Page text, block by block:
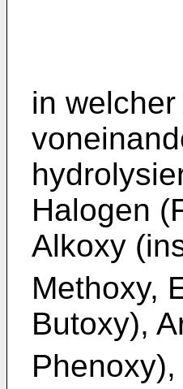
in
Halogen
Alkoxy
Methoxy,
Butoxy),